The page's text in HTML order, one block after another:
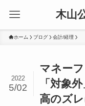
木山
ホーム ブログ 会計/経理
マネー
「対象
高のズレ
2022
5/02